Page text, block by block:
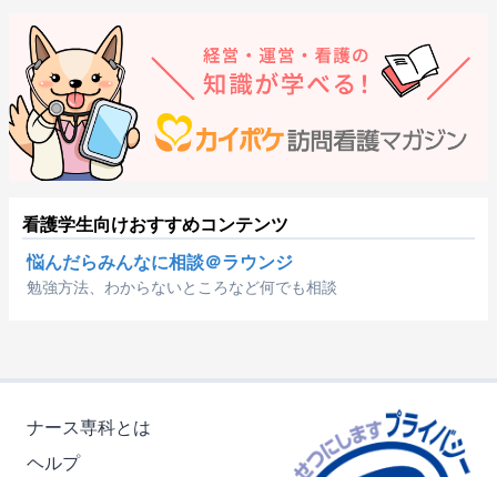
看護学生向けおすすめコンテンツ
悩んだらみんなに相談＠ラウンジ
勉強方法、わからないところなど何でも相談
ナース専科とは
ヘルプ